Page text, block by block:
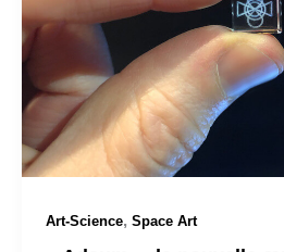
Art-Science, Space Art